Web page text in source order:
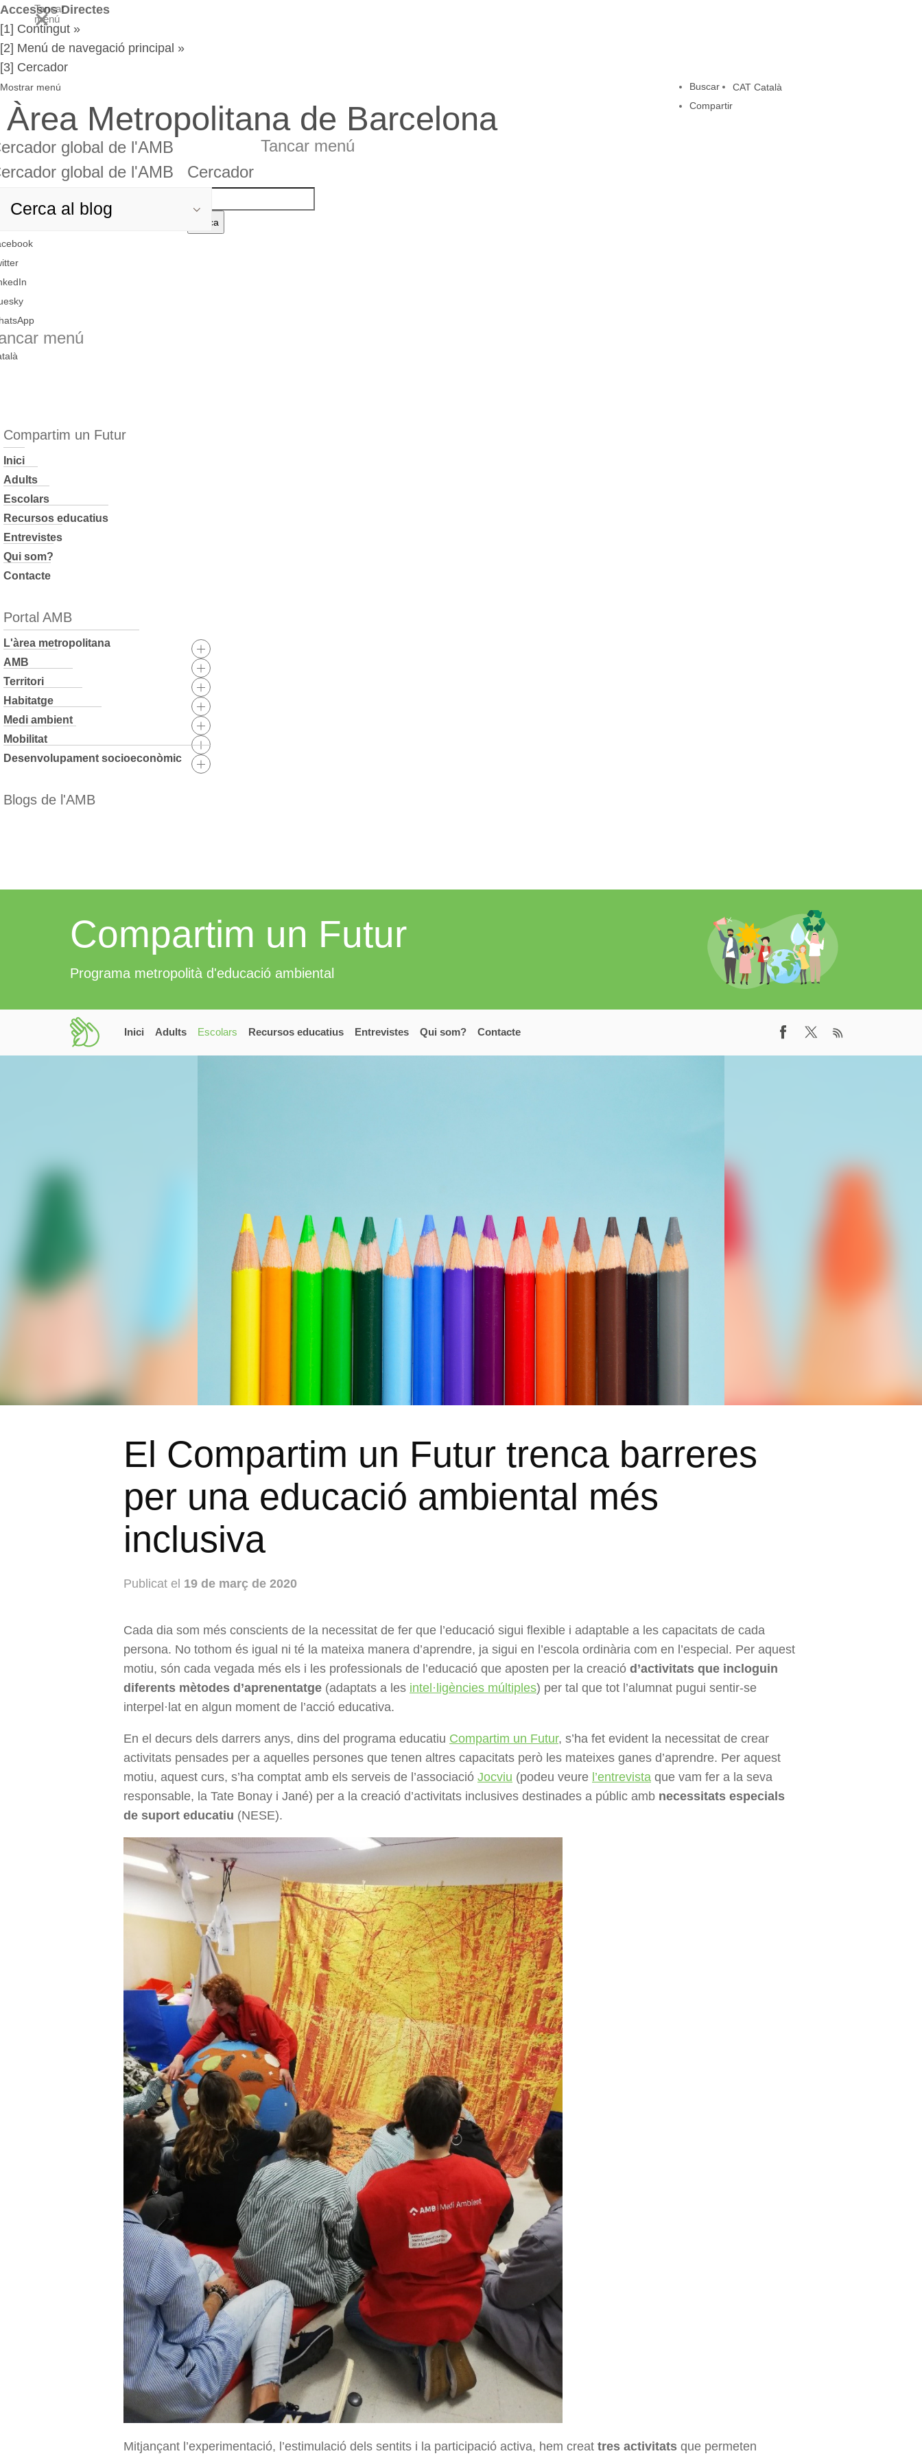
Accessos Directes
[1] Contingut »
[2] Menú de navegació principal »
[3] Cercador
Mostrar menú
Àrea Metropolitana de Barcelona
CAT Català
Buscar
Compartir
Tancar menú
global de l'AMB
global de l'AMB
Cercador
Cerca
menú
Tancar
menú
Compartim un Futur
Inici
Adults
Escolars
Recursos educatius
Entrevistes
Qui som?
Contacte
Portal AMB
L'àrea metropolitana
AMB
Territori
Habitatge
Medi ambient
Mobilitat
Desenvolupament socioeconòmic
Blogs de l'AMB
content
Compartim un Futur
Programa metropolità d'educació ambiental
Inici Adults Escolars Recursos educatius Entrevistes Qui som? Contacte
El Compartim un Futur trenca barreres
per una educació ambiental més
inclusiva
Publicat el 19 de març de 2020
Cada dia som més conscients de la necessitat de fer que l’educació sigui flexible i adaptable a les capacitats de cada
persona. No tothom és igual ni té la mateixa manera d’aprendre, ja sigui en l’escola ordinària com en l’especial. Per aquest
motiu, són cada vegada més els i les professionals de l’educació que aposten per la creació d’activitats que incloguin
diferents mètodes d’aprenentatge (adaptats a les intel·ligències múltiples) per tal que tot l’alumnat pugui sentir-se
interpel·lat en algun moment de l’acció educativa.
En el decurs dels darrers anys, dins del programa educatiu Compartim un Futur, s’ha fet evident la necessitat de crear
activitats pensades per a aquelles persones que tenen altres capacitats però les mateixes ganes d’aprendre. Per aquest
motiu, aquest curs, s’ha comptat amb els serveis de l’associació Jocviu (podeu veure l’entrevista que vam fer a la seva
responsable, la Tate Bonay i Jané) per a la creació d’activitats inclusives destinades a públic amb necessitats especials
de suport educatiu (NESE).
Mitjançant l’experimentació, l’estimulació dels sentits i la participació activa, hem creat tres activitats que permeten